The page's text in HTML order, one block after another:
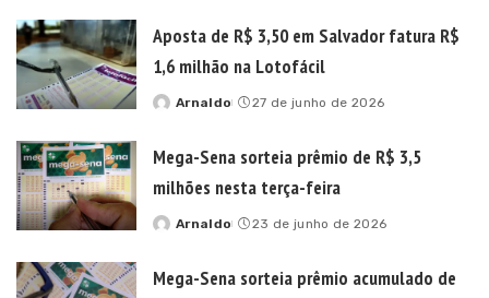
Aposta de R$ 3,50 em Salvador fatura R$
1,6 milhão na Lotofácil
Posted
Arnaldo 27 de junho de 2026
Mega-Sena sorteia prêmio de R$ 3,5
milhões nesta terça-feira
Posted
Arnaldo 23 de junho de 2026
Mega-Sena sorteia prêmio acumulado de